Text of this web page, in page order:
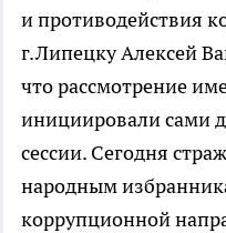
и противодействия
г.Липецку Алексей
что рассмотрение
инициировали сами
сессии. Сегодня
народным
коррупционной